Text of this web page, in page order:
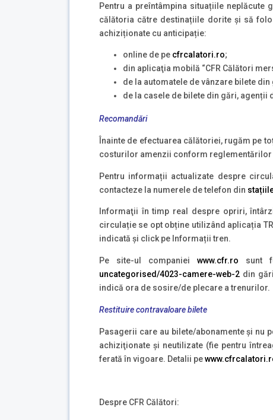
Pentru a preîntâmpina situațiile
călătoria către destinațiile dorite și să
achiziționate cu anticipație:
online de pe cfrcalatori.ro;
din aplicaţia mobilă “CFR Călători
de la automatele de vânzare bilete din
de la casele de bilete din gări,
Recomandări
Înainte de efectuarea călătoriei, rugăm pe
costurilor amenzii conform reglementărilor
Pentru informații actualizate despre
contacteze la numerele de telefon din
Informaţii în timp real despre opriri,
circulație se opt obține utilizând aplicația
indicată şi click pe Informații tren.
Pe site-ul companiei www.cfr.ro sunt
uncategorised/4023-camere-web-2 din
indică ora de sosire/de plecare a trenurilor.
Restituire contravaloare bilete
Pasagerii care au bilete/abonamente şi
achiziţionate şi neutilizate (fie pentru
ferată în vigoare. Detalii pe
Despre CFR Călători: